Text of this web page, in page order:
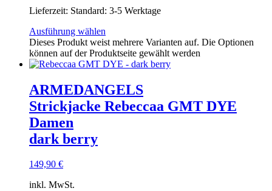
Lieferzeit: Standard: 3-5 Werktage
Ausführung wählen
Dieses Produkt weist mehrere Varianten auf. Die Optionen
können auf der Produktseite gewählt werden
ARMEDANGELS
Strickjacke Rebeccaa GMT DYE
Damen
dark berry
149,90 €
inkl. MwSt.